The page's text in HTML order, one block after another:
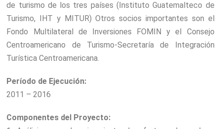
de turismo de los tres países (Instituto Guatemalteco de
Turismo, IHT y MITUR) Otros socios importantes son el
Fondo Multilateral de Inversiones FOMIN y el Consejo
Centroamericano de Turismo-Secretaría de Integración
Turística Centroamericana.
Período de Ejecución:
2011 – 2016
Componentes del Proyecto: